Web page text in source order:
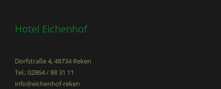
Hotel Eichenhof
Dorfstraße 4, 48734 Reken
Tel.: 02864 / 88 31 11
info@eichenhof-reken